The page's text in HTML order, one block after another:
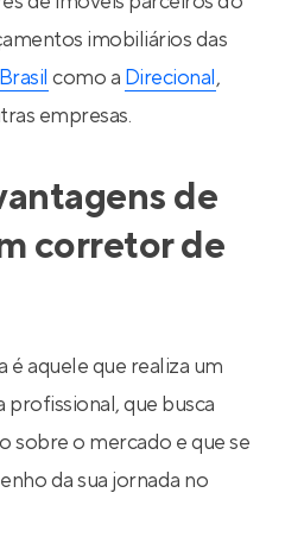
imobiliários das
como a Direcional,
empresas.
de
corretor de
aquele que realiza um
que busca
sobre o mercado e que se
da sua jornada no